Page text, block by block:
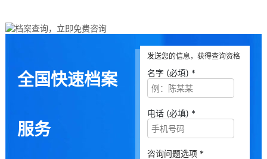
全国快速档案
服务
发送您的信息，获得查询资格
名字 (必填) *
电话 (必填) *
咨询问题选项 *